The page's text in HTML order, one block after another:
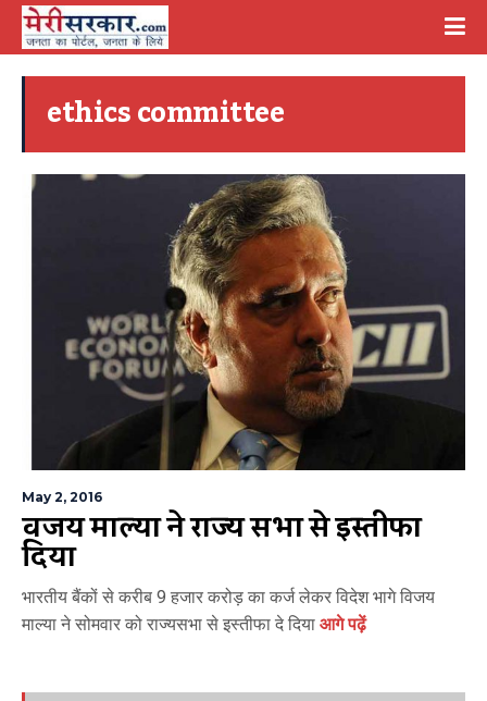
ethics committee
May 2, 2016
विजय माल्या ने राज्य सभा से इस्तीफा
दिया
भारतीय बैंकों से करीब 9 हजार करोड़ का कर्ज लेकर विदेश भागे विजय
माल्या ने सोमवार को राज्यसभा से इस्तीफा दे दिया आगे पढ़ें